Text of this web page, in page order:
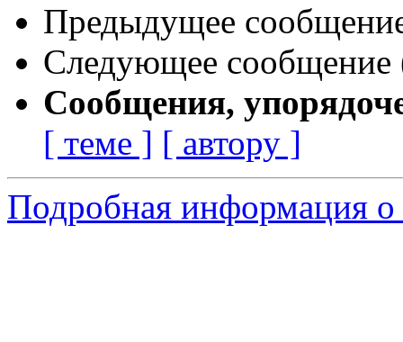
Предыдущее
Следующее сообщение
Сообщения,
[ теме ] [ автору ]
Подробная информация